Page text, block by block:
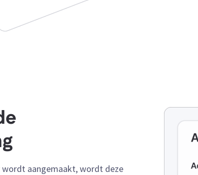
wordt aangemaakt, wordt deze